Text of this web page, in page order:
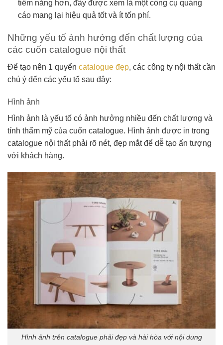
tiềm năng hơn, đây được xem là một công cụ quảng
cáo mang lại hiệu quả tốt và ít tốn phí.
Những yếu tố ảnh hưởng đến chất lượng của
các cuốn catalogue nội thất
Để tạo nên 1 quyển catalogue đẹp, các công ty nội thất cần
chú ý đến các yếu tố sau đây:
Hình ảnh
Hình ảnh là yếu tố có ảnh hưởng nhiều đến chất lượng và
tính thẩm mỹ của cuốn catalogue. Hình ảnh được in trong
catalogue nội thất phải rõ nét, đẹp mắt để dễ tạo ấn tượng
với khách hàng.
Hình ảnh trên catalogue phải đẹp và hài hòa với nội dung